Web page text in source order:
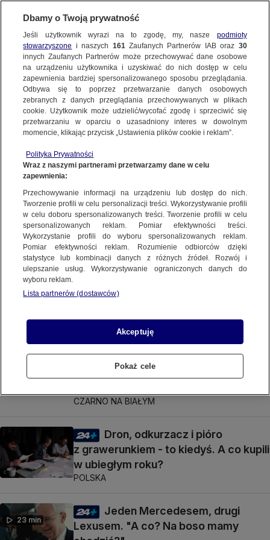
SUBSKRYBUJ
Kajetan Kowalik
Dziennikarz TVN24
POWIĄZANE MATERIAŁY
24 min
Maja Chwalińska z dziką kartą
na Wimbledonie
CZARNO NA BIAŁYM
26 min
Bezwstydne odpowiedzi
senatorów. Kowalski płaci 600
złotych, oni na to samo dostają po 6,5
CZARNO NA BIAŁYM
Dron, odkurzacz i pióro
z grawerunkiem - to kiedyś. A co kupili
w ubiegłym roku?
POLSKA
23 min
Jeden Mercedesem, drugi
Lexusem. "A co? Na boso mamy
Dbamy o Twoją prywatność
Jeśli użytkownik wyrazi na to zgodę, my, nasze podmioty
stowarzyszone i naszych 161Zaufanych Partnerów IAB oraz 30
innych Zaufanych Partnerów może przechowywać dane osobowe
na urządzeniu użytkownika i uzyskiwać do nich dostęp w celu
zapewnienia bardziej spersonalizowanego sposobu przeglądania.
Odbywa się to poprzez przetwarzanie danych osobowych
zebranych z danych przeglądania przechowywanych w plikach
cookie. Użytkownik może udzielić/wycofać zgodę i sprzeciwić się
przetwarzaniu w oparciu o uzasadniony interes w dowolnym
momencie, klikając przycisk „Ustawienia plików cookie i reklam”.
Polityka Prywatności
Wraz z naszymi partnerami przetwarzamy dane w celu
zapewnienia:
Przechowywanie informacji na urządzeniu lub dostęp do nich.
Tworzenie profili w celu personalizacji treści. Wykorzystywanie profili
w celu doboru spersonalizowanych treści. Tworzenie profili w celu
spersonalizowanych reklam. Pomiar efektywności treści.
Wykorzystanie profili do wyboru spersonalizowanych reklam.
Pomiar efektywności reklam. Rozumienie odbiorców dzięki
statystyce lub kombinacji danych z różnych źródeł. Rozwój i
ulepszanie usług. Wykorzystywanie ograniczonych danych do
wyboru reklam.
Lista partnerów (dostawców)
Akceptuję
Pokaż cele